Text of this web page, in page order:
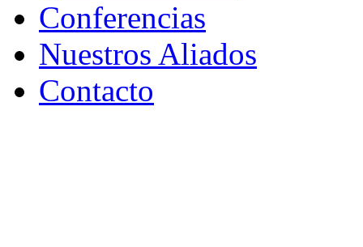
Conferencias
Nuestros Aliados
Contacto